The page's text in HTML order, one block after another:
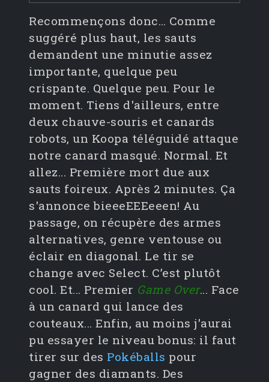
Recommençons donc… Comme
suggéré plus haut, les sauts
demandent une minutie assez
importante, quelque peu
crispante. Quelque peu. Pour le
moment. Tiens d'ailleurs, entre
deux chauve-souris et canards
robots, un Koopa téléguidé attaque
notre canard masqué. Normal. Et
allez... Première mort due aux
sauts foireux. Après 2 minutes. Ça
s'annonce bieeeEEEeeen! Au
passage, on récupère des armes
alternatives, genre ventouse ou
éclair en diagonal. Le tir se
change avec Select. C’est plutôt
cool. Et... Premier Game Over... Face
à un canard qui lance des
couteaux... Enfin, au moins j'aurai
pu essayer le niveau bonus: il faut
tirer sur des Pokéballs pour
gagner des diamants. Des